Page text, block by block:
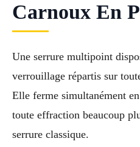
Carnoux En
Une serrure multipoint
verrouillage répartis sur
Elle ferme simultanément
toute effraction beaucoup
serrure classique.